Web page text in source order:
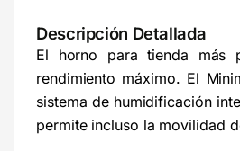
Descripción Detallada
El horno para tienda más
rendimiento máximo. El
sistema de humidificación
permite incluso la movilidad